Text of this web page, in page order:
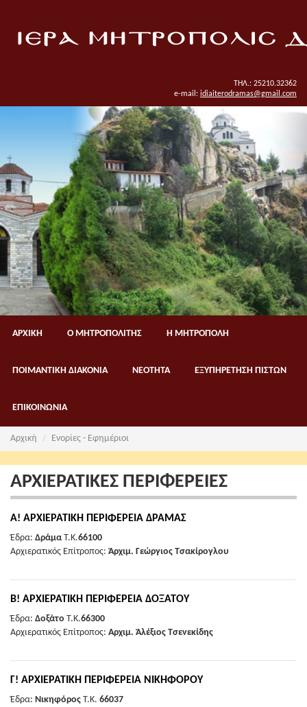
ΤΗΛ.: 25210.32362
e-mail: idiaiterodramas@gmail.com
ΑΡΧΙΚΗ Ο ΜΗΤΡΟΠΟΛΙΤΗΣ Η ΜΗΤΡΟΠΟΛΗ
ΠΟΙΜΑΝΤΙΚΗ ΔΙΑΚΟΝΙΑ ΝΕΟΤΗΤΑ ΕΞΥΠΗΡΕΤΗΣΗ ΠΙΣΤΩΝ
ΕΠΙΚΟΙΝΩΝΙΑ
Αρχική Ενορίες - Εφημέριοι
ΑΡΧΙΕΡΑΤΙΚΕΣ ΠΕΡΙΦΕΡΕΙΕΣ
Α! ΑΡΧΙΕΡΑΤΙΚΗ ΠΕΡΙΦΕΡΕΙΑ ΔΡΑΜΑΣ
Έδρα: Δράμα Τ.Κ.66100
Αρχιερατικός Επίτροπος: Ἀρχιμ. Γεώργιος Τσακίρογλου
Β! ΑΡΧΙΕΡΑΤΙΚΗ ΠΕΡΙΦΕΡΕΙΑ ΔΟΞΑΤΟΥ
Έδρα: Δοξάτο Τ.Κ.66300
Αρχιερατικός Επίτροπος: Αρχιμ. Ἀλέξιος Τσενεκίδης
Γ! ΑΡΧΙΕΡΑΤΙΚΗ ΠΕΡΙΦΕΡΕΙΑ ΝΙΚΗΦΟΡΟΥ
Έδρα: Νικηφόρος Τ.Κ. 66037